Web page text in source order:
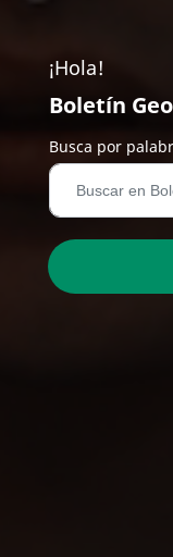
¡Hola!
Boletín
Busca por